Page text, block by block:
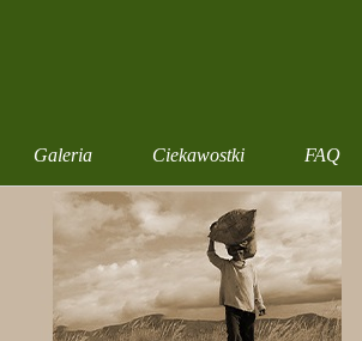
Galeria Ciekawostki FAQ